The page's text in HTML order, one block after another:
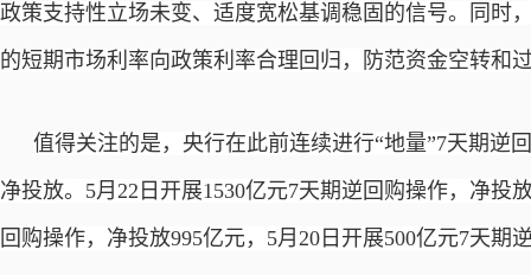
政策支持性立场未变、适度宽松基调稳固的信号。同时
的短期市场利率向政策利率合理回归，防范资金空转和
值得关注的是，央行在此前连续进行“地量”7天期逆
净投放。5月22日开展1530亿元7天期逆回购操作，净投
回购操作，净投放995亿元，5月20日开展500亿元7天期